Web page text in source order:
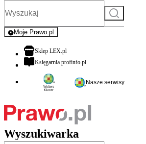
Szukaj
Moje Prawo.pl
- rejestracja i logowanie do serwisu
Sklep LEX.plotwiera się w nowej karcie
Księgarnia profinfo.plotwiera się w nowej karcie
Nasze serwisy
Wyszukiwarka